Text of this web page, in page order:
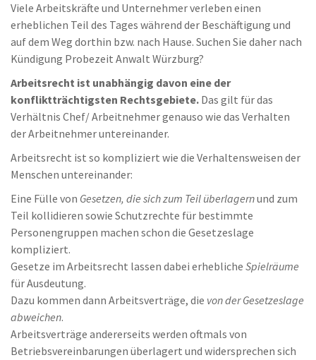
Viele Arbeitskräfte und Unternehmer verleben einen
erheblichen Teil des Tages während der Beschäftigung und
auf dem Weg dorthin bzw. nach Hause. Suchen Sie daher nach
Kündigung Probezeit Anwalt Würzburg?
Arbeitsrecht ist unabhängig davon eine der
konfliktträchtigsten Rechtsgebiete. Das gilt für das
Verhältnis Chef/ Arbeitnehmer genauso wie das Verhalten
der Arbeitnehmer untereinander.
Arbeitsrecht ist so kompliziert wie die Verhaltensweisen der
Menschen untereinander:
Eine Fülle von Gesetzen, die sich zum Teil überlagernund zum
Teil kollidieren sowie Schutzrechte für bestimmte
Personengruppen machen schon die Gesetzeslage
kompliziert.
Gesetze im Arbeitsrecht lassen dabei erhebliche Spielräume
für Ausdeutung.
Dazu kommen dann Arbeitsverträge, die von der Gesetzeslage
abweichen.
Arbeitsverträge andererseits werden oftmals von
Betriebsvereinbarungen überlagert und widersprechen sich